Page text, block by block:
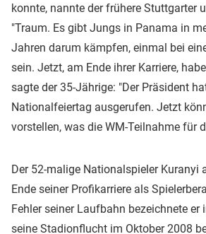
konnte, nannte der frühere Stuttgarter
"Traum. Es gibt Jungs in Panama in
Jahren darum kämpfen, einmal bei
sein. Jetzt, am Ende ihrer Karriere,
sagte der 35-Jährige: "Der Präsident
Nationalfeiertag ausgerufen. Jetzt
vorstellen, was die WM-Teilnahme für
Der 52-malige Nationalspieler Kuranyi
Ende seiner Profikarriere als
Fehler seiner Laufbahn bezeichnete er
seine Stadionflucht im Oktober 2008